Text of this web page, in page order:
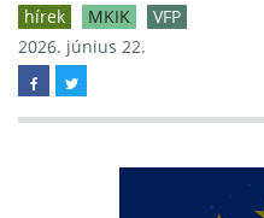
Iparkamara
hírek MKIK
VFP
2026. június 22.